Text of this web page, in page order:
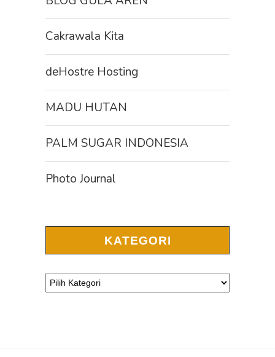
Cakrawala Kita
deHostre Hosting
MADU HUTAN
PALM SUGAR INDONESIA
Photo Journal
KATEGORI